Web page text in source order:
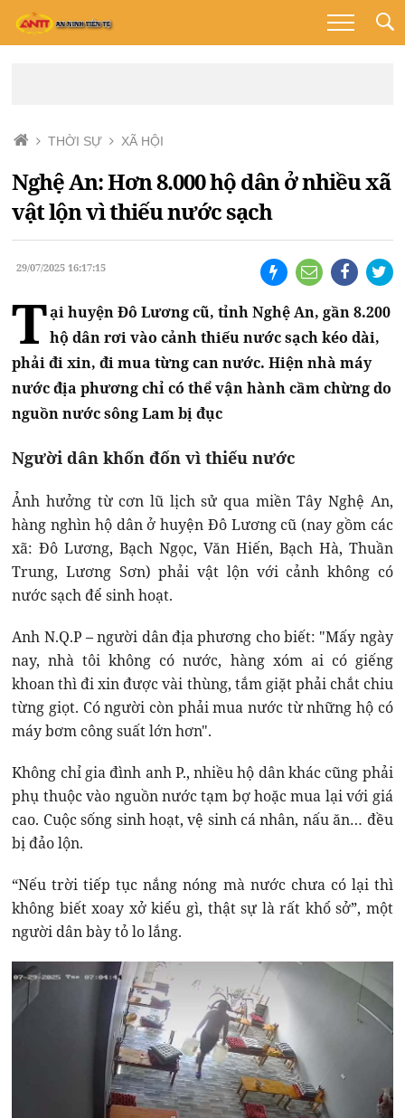
THỜI SỰ XÃ HỘI
Nghệ An: Hơn 8.000 hộ dân ở nhiều xã
vật lộn vì thiếu nước sạch
29/07/2025 16:17:15
Tại huyện Đô Lương cũ, tỉnh Nghệ An, gần 8.200
hộ dân rơi vào cảnh thiếu nước sạch kéo dài,
phải đi xin, đi mua từng can nước. Hiện nhà máy
nước địa phương chỉ có thể vận hành cầm chừng do
nguồn nước sông Lam bị đục
Người dân khốn đốn vì thiếu nước
Ảnh hưởng từ cơn lũ lịch sử qua miền Tây Nghệ An,
hàng nghìn hộ dân ở huyện Đô Lương cũ (nay gồm các
xã: Đô Lương, Bạch Ngọc, Văn Hiến, Bạch Hà, Thuần
Trung, Lương Sơn) phải vật lộn với cảnh không có
nước sạch để sinh hoạt.
Anh N.Q.P – người dân địa phương cho biết: "Mấy ngày
nay, nhà tôi không có nước, hàng xóm ai có giếng
khoan thì đi xin được vài thùng, tắm giặt phải chắt chiu
từng giọt. Có người còn phải mua nước từ những hộ có
máy bơm công suất lớn hơn".
Không chỉ gia đình anh P., nhiều hộ dân khác cũng phải
phụ thuộc vào nguồn nước tạm bợ hoặc mua lại với giá
cao. Cuộc sống sinh hoạt, vệ sinh cá nhân, nấu ăn… đều
bị đảo lộn.
“Nếu trời tiếp tục nắng nóng mà nước chưa có lại thì
không biết xoay xở kiểu gì, thật sự là rất khổ sở”, một
người dân bày tỏ lo lắng.